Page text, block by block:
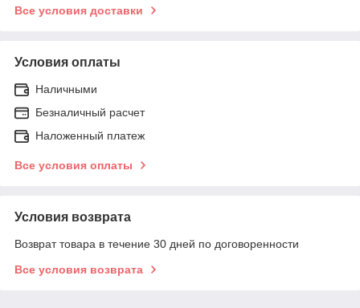
Все условия доставки
Условия оплаты
Наличными
Безналичный расчет
Наложенный платеж
Все условия оплаты
Условия возврата
Возврат товара в течение 30 дней по договоренности
Все условия возврата